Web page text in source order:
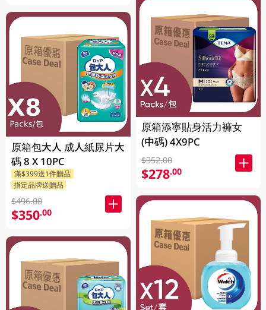
原箱包大人 成人紙尿片大
碼 8 X 10PC
滿$399送1件贈品
指定品牌送贈品
$496.00
$350.00
原箱添寧貼身活力褲女
(中碼) 4X9PC
$352.00
$278.00